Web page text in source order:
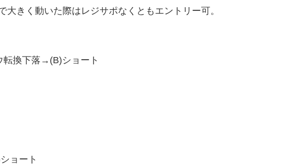
大きく動いた際はレジサポなくともエントリー可。
換下落→(B)ショート
ョート